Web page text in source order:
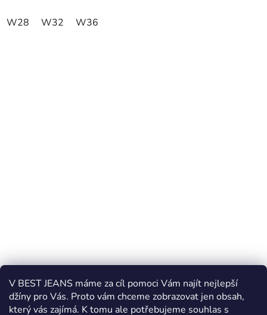
V BEST JEANS máme za cíl pomoci Vám najít nejlepší
džíny pro Vás. Proto vám chceme zobrazovat jen obsah,
který vás zajímá. K tomu ale potřebujeme souhlas s
W28 W32 W36